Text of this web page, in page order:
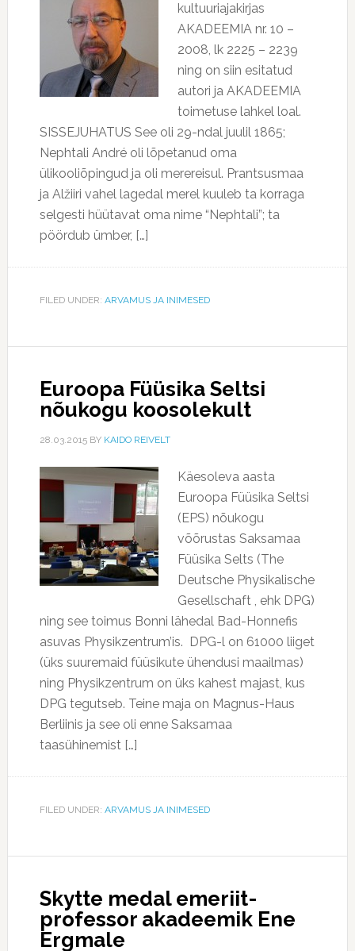
kultuuriajakirjas
AKADEEMIA nr. 10 –
2008, lk 2225 – 2239
ning on siin esitatud
autori ja AKADEEMIA
toimetuse lahkel loal.
SISSEJUHATUS See oli 29-ndal juulil 1865;
Nephtali André oli lõpetanud oma
ülikooliõpingud ja oli merereisul. Prantsusmaa
ja Alžiiri vahel lagedal merel kuuleb ta korraga
selgesti hüütavat oma nime “Nephtali”; ta
pöördub ümber, […]
FILED UNDER: ARVAMUS JA INIMESED
Euroopa Füüsika Seltsi
nõukogu koosolekult
28.03.2015BY KAIDO REIVELT
Käesoleva aasta
Euroopa Füüsika Seltsi
(EPS) nõukogu
võõrustas Saksamaa
Füüsika Selts (The
Deutsche Physikalische
Gesell­schaft , ehk DPG)
ning see toimus Bonni lähedal Bad-Honnefis
asuvas Physikzentrum’is. DPG-l on 61000 liiget
(üks suuremaid füüsikute ühendusi maailmas)
ning Physikzentrum on üks kahest majast, kus
DPG tegutseb. Teine maja on Magnus-Haus
Berliinis ja see oli enne Saksamaa
taasühinemist […]
FILED UNDER: ARVAMUS JA INIMESED
Skytte medal emeriit-
professor akadeemik Ene
Ergmale